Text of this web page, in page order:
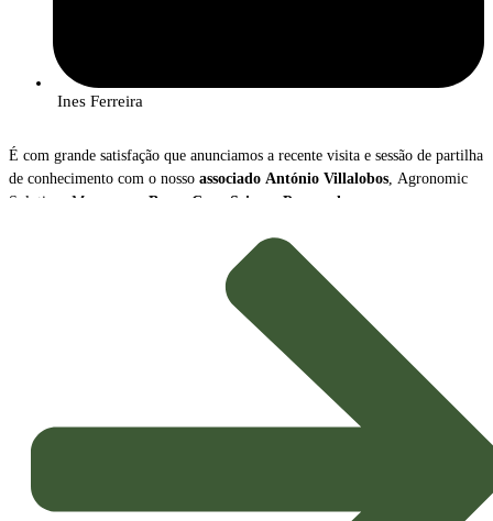
Ines Ferreira
É com grande satisfação que anunciamos a recente visita e sessão de partilha
de conhecimento com o nosso associado António Villalobos, Agronomic
Solutions Manager na Bayer Crop Science Portugal
Durante o encontro, António Villalobos apresentou uma visão abrangente
que o setor da proteção de culturas está a
atravessar, destacando dois vetores de inovação cruciais para a
do futuro: o crescimento das Soluções Biológicas
agrícola, impulsionado pela necessidade de maior sustentabilidade e
eficiência: